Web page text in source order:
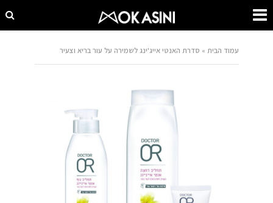
עמוד הבית » סדרת האנטי אייג'ינג לשמירה על עור בריא וצעיר